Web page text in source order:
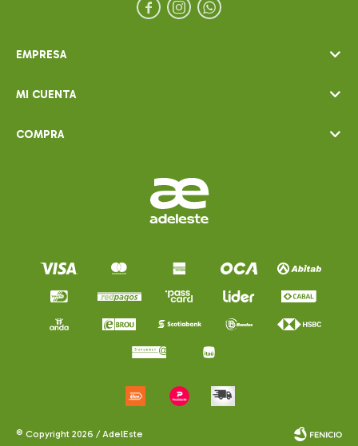
EMPRESA
MI CUENTA
COMPRA
  
© Copyright 2026 / AdelEste